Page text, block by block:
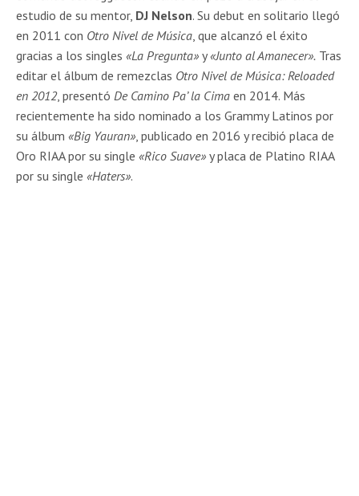
estudio de su mentor, DJ Nelson. Su debut en solitario llegó
en 2011 con Otro Nivel de Música, que alcanzó el éxito
gracias a los singles «La Pregunta» y«Junto al Amanecer». Tras
editar el álbum de remezclas Otro Nivel de Música: Reloaded
en 2012, presentóDe Camino Pa’ la Cima en 2014. Más
recientemente ha sido nominado a los Grammy Latinos por
su álbum «Big Yauran», publicado en 2016 y recibió placa de
Oro RIAA por su single «Rico Suave» y placa de Platino RIAA
por su single «Haters».